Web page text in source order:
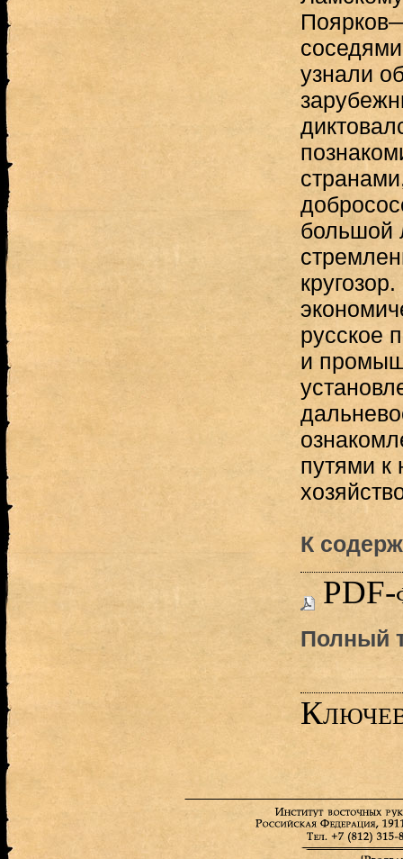
узнали
большой
русское
и
путями к
К
PDF-
Полный